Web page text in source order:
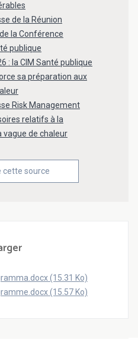
de la Réunion
la Conférence
publique
: la CIM Santé publique
sa préparation aux
Risk Management
relatifs à la
de chaleur
cette source
(15.31 Ko)
(15.57 Ko)